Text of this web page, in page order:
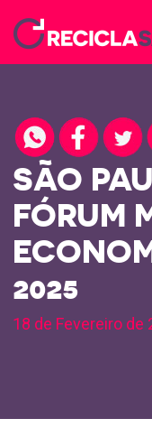
SÃO
FÓRUM
2025
18 de Fevereiro de